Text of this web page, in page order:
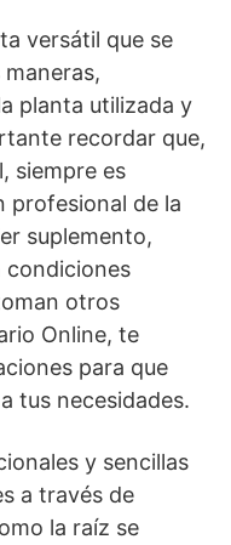
versátil que se
planta utilizada y
recordar que,
siempre es
profesional de la
suplemento,
condiciones
otros
Online, te
para que
tus necesidades.
y sencillas
a través de
la raíz se